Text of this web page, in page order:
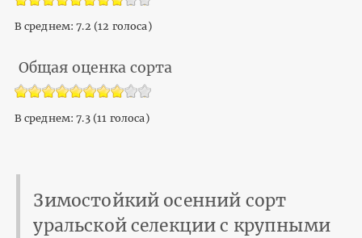
В среднем:7.2 (12 голоса)
Общая оценка сорта
В среднем:7.3 (11 голоса)
Зимостойкий осенний сорт
уральской селекции с крупными